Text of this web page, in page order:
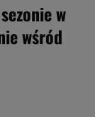
w
wśród